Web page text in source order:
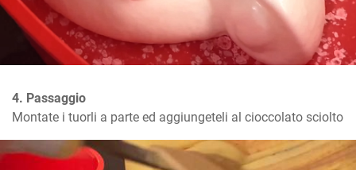
4. Passaggio
Montate i tuorli a parte ed aggiungeteli al cioccolato sciolto